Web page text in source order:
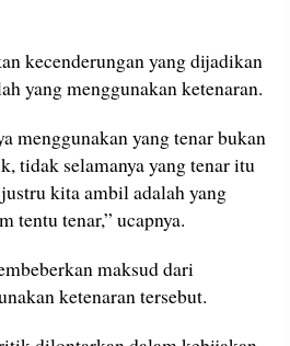
kecenderungan yang dijadikan
yang menggunakan ketenaran.
menggunakan yang tenar bukan
tidak selamanya yang tenar itu
kita ambil adalah yang
tentu tenar,” ucapnya.
maksud dari
ketenaran tersebut.